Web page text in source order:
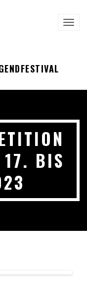
17. BIS